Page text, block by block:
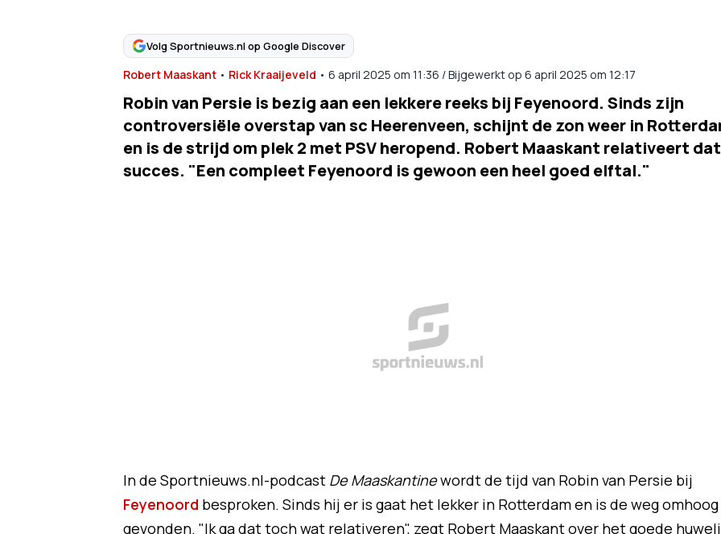
Volg Sportnieuws.nl op Google Discover
Robert Maaskant• Rick Kraaijeveld • 6 april 2025 om 11:36 /Bijgewerkt op 6 april 2025 om 12:17
Robin van Persie is bezig aan een lekkere reeks bij Feyenoord. Sinds zijn
controversiële overstap van sc Heerenveen, schijnt de zon weer in
en is de strijd om plek 2 met PSV heropend. Robert Maaskant relativeert dat
succes. "Een compleet Feyenoord is gewoon een heel goed elftal."
In de Sportnieuws.nl-podcast De Maaskantinewordt de tijd van Robin van Persie bij
Feyenoord besproken. Sinds hij er is gaat het lekker in Rotterdam en is de weg omhoog
gevonden. "Ik ga dat toch wat relativeren", zegt Robert Maaskant over het goede